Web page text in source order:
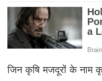
जिन कृषि मजदूरों के नाम